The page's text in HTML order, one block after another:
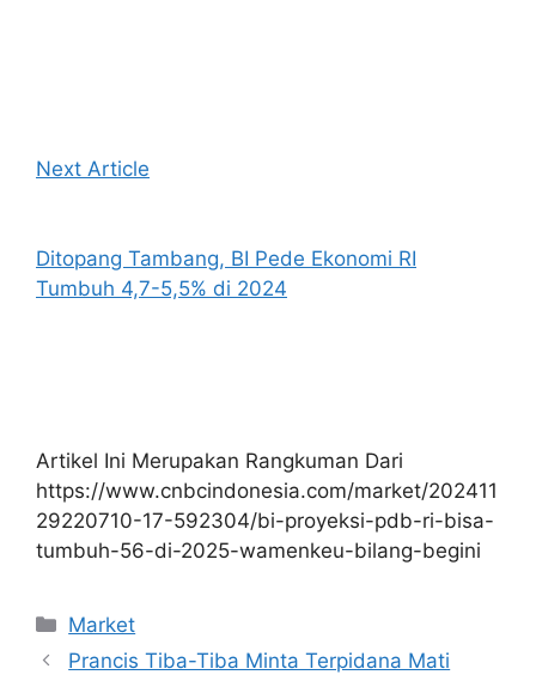
Next Article
Ditopang Tambang, BI Pede Ekonomi RI
Tumbuh 4,7-5,5% di 2024
Artikel Ini Merupakan Rangkuman Dari
https://www.cnbcindonesia.com/market/202411
29220710-17-592304/bi-proyeksi-pdb-ri-bisa-
tumbuh-56-di-2025-wamenkeu-bilang-begini
Kategori
Market
Prancis Tiba-Tiba Minta Terpidana Mati